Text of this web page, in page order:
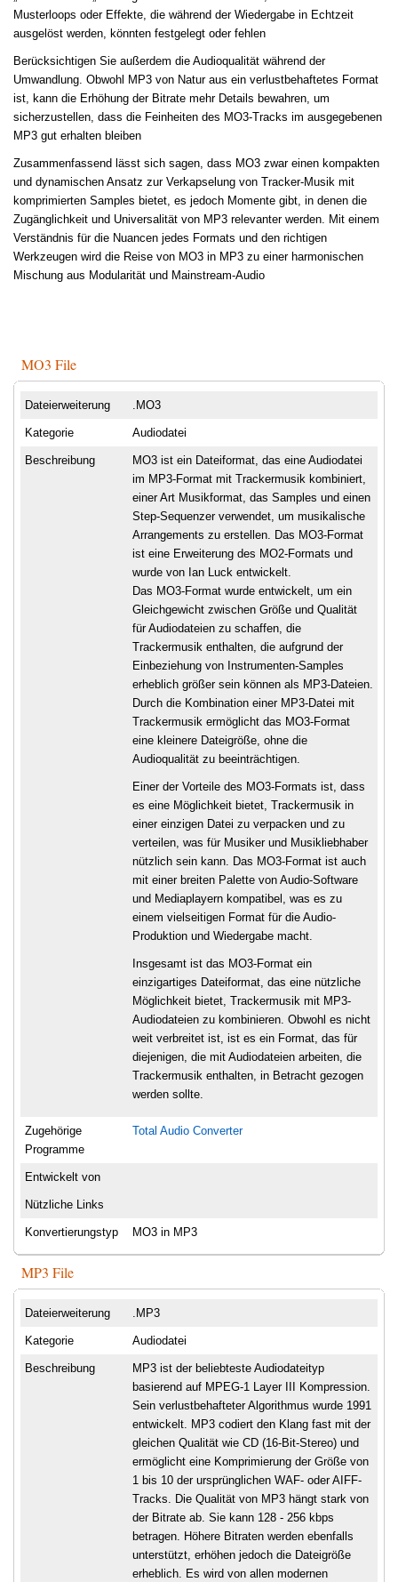
Musterloops oder Effekte, die während der Wiedergabe in Echtzeit
ausgelöst werden, könnten festgelegt oder fehlen
Berücksichtigen Sie außerdem die Audioqualität während der
Umwandlung. Obwohl MP3 von Natur aus ein verlustbehaftetes Format
ist, kann die Erhöhung der Bitrate mehr Details bewahren, um
sicherzustellen, dass die Feinheiten des MO3-Tracks im ausgegebenen
MP3 gut erhalten bleiben
Zusammenfassend lässt sich sagen, dass MO3 zwar einen kompakten
und dynamischen Ansatz zur Verkapselung von Tracker-Musik mit
komprimierten Samples bietet, es jedoch Momente gibt, in denen die
Zugänglichkeit und Universalität von MP3 relevanter werden. Mit einem
Verständnis für die Nuancen jedes Formats und den richtigen
Werkzeugen wird die Reise von MO3 in MP3 zu einer harmonischen
Mischung aus Modularität und Mainstream-Audio
MO3 File
Dateierweiterung .MO3
Kategorie Audiodatei
Beschreibung
MO3 ist ein Dateiformat, das eine Audiodatei
im MP3-Format mit Trackermusik kombiniert,
einer Art Musikformat, das Samples und einen
Step-Sequenzer verwendet, um musikalische
Arrangements zu erstellen. Das MO3-Format
ist eine Erweiterung des MO2-Formats und
wurde von Ian Luck entwickelt.
Das MO3-Format wurde entwickelt, um ein
Gleichgewicht zwischen Größe und Qualität
für Audiodateien zu schaffen, die
Trackermusik enthalten, die aufgrund der
Einbeziehung von Instrumenten-Samples
erheblich größer sein können als MP3-Dateien.
Durch die Kombination einer MP3-Datei mit
Trackermusik ermöglicht das MO3-Format
eine kleinere Dateigröße, ohne die
Audioqualität zu beeinträchtigen.
Einer der Vorteile des MO3-Formats ist, dass
es eine Möglichkeit bietet, Trackermusik in
einer einzigen Datei zu verpacken und zu
verteilen, was für Musiker und Musikliebhaber
nützlich sein kann. Das MO3-Format ist auch
mit einer breiten Palette von Audio-Software
und Mediaplayern kompatibel, was es zu
einem vielseitigen Format für die Audio-
Produktion und Wiedergabe macht.
Insgesamt ist das MO3-Format ein
einzigartiges Dateiformat, das eine nützliche
Möglichkeit bietet, Trackermusik mit MP3-
Audiodateien zu kombinieren. Obwohl es nicht
weit verbreitet ist, ist es ein Format, das für
diejenigen, die mit Audiodateien arbeiten, die
Trackermusik enthalten, in Betracht gezogen
werden sollte.
Zugehörige
Programme
Total Audio Converter
Entwickelt von
Nützliche Links
Konvertierungstyp MO3 in MP3
MP3 File
Dateierweiterung .MP3
Kategorie Audiodatei
Beschreibung
MP3 ist der beliebteste Audiodateityp
basierend auf MPEG-1 Layer III Kompression.
Sein verlustbehafteter Algorithmus wurde 1991
entwickelt. MP3 codiert den Klang fast mit der
gleichen Qualität wie CD (16-Bit-Stereo) und
ermöglicht eine Komprimierung der Größe von
1 bis 10 der ursprünglichen WAF- oder AIFF-
Tracks. Die Qualität von MP3 hängt stark von
der Bitrate ab. Sie kann 128 - 256 kbps
betragen. Höhere Bitraten werden ebenfalls
unterstützt, erhöhen jedoch die Dateigröße
erheblich. Es wird von allen modernen